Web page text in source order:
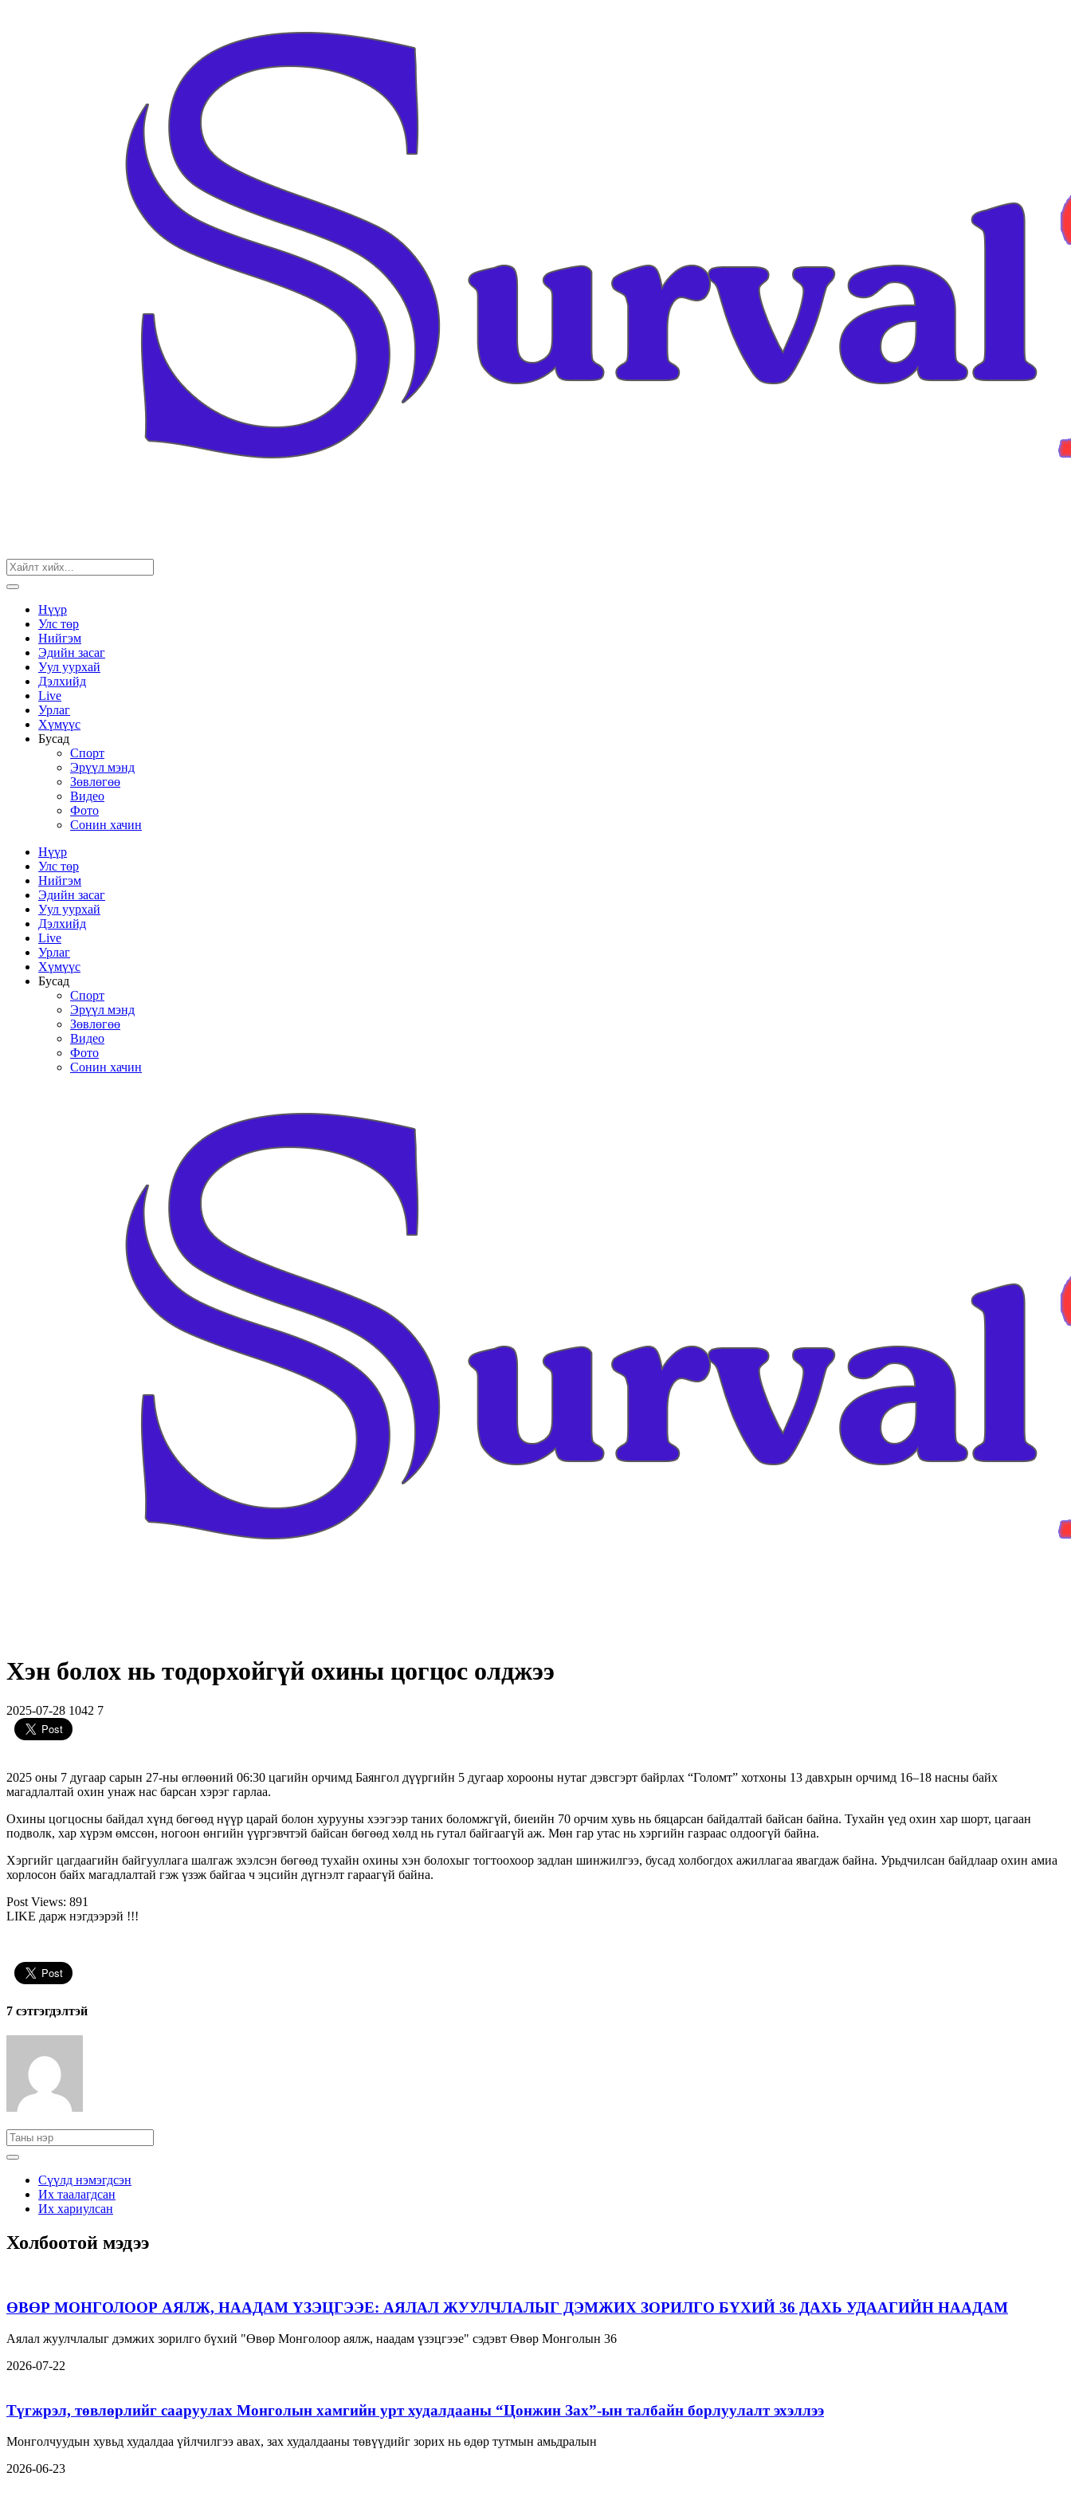
Нүүр
Улс төр
Нийгэм
Эдийн засаг
Уул уурхай
Дэлхийд
Live
Урлаг
Хүмүүс
Бусад
Спорт
Эрүүл мэнд
Зөвлөгөө
Видео
Фото
Сонин хачин
Нүүр
Улс төр
Нийгэм
Эдийн засаг
Уул уурхай
Дэлхийд
Live
Урлаг
Хүмүүс
Бусад
Спорт
Эрүүл мэнд
Зөвлөгөө
Видео
Фото
Сонин хачин
Хэн болох нь тодорхойгүй охины цогцос олджээ
2025-07-28 1042 7
2025 оны 7 дугаар сарын 27-ны өглөөний 06:30 цагийн орчимд Баянгол дүүргийн 5 дугаар хорооны нутаг дэвсгэрт байрлах “Голомт” хотхоны 13 давхрын орчимд 16–18 насны байх
магадлалтай охин унаж нас барсан хэрэг гарлаа.
Охины цогцосны байдал хүнд бөгөөд нүүр царай болон хурууны хээгээр таних боломжгүй, биеийн 70 орчим хувь нь бяцарсан байдалтай байсан байна. Тухайн үед охин хар шорт, цагаан
подволк, хар хүрэм өмссөн, ногоон өнгийн үүргэвчтэй байсан бөгөөд хөлд нь гутал байгаагүй аж. Мөн гар утас нь хэргийн газраас олдоогүй байна.
Хэргийг цагдаагийн байгууллага шалгаж эхэлсэн бөгөөд тухайн охины хэн болохыг тогтоохоор задлан шинжилгээ, бусад холбогдох ажиллагаа явагдаж байна. Урьдчилсан байдлаар охин амиа
хорлосон байх магадлалтай гэж үзэж байгаа ч эцсийн дүгнэлт гараагүй байна.
Post Views: 891
LIKE дарж нэгдээрэй !!!
7 cэтгэгдэлтэй
Сүүлд нэмэгдсэн
Их таалагдсан
Их хариулсан
Холбоотой мэдээ
ӨВӨР МОНГОЛООР АЯЛЖ, НААДАМ ҮЗЭЦГЭЭЕ: АЯЛАЛ ЖУУЛЧЛАЛЫГ ДЭМЖИХ ЗОРИЛГО БҮХИЙ 36 ДАХЬ УДААГИЙН НААДАМ
Аялал жуулчлалыг дэмжих зорилго бүхий "Өвөр Монголоор аялж, наадам үзэцгээе" сэдэвт Өвөр Монголын 36
2026-07-22
Түгжрэл, төвлөрлийг сааруулах Монголын хамгийн урт худалдааны “Цонжин Зах”-ын талбайн борлуулалт эхэллээ
Монголчуудын хувьд худалдаа үйлчилгээ авах, зах худалдааны төвүүдийг зорих нь өдөр тутмын амьдралын
2026-06-23